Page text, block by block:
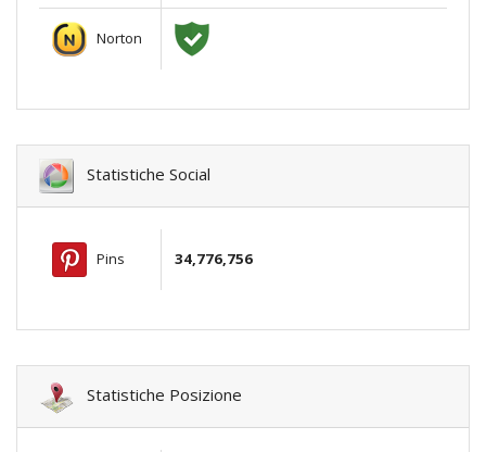
Norton
Statistiche Social
Pins 34,776,756
Statistiche Posizione